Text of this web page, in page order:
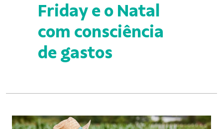
Friday e o Natal
com consciência
de gastos